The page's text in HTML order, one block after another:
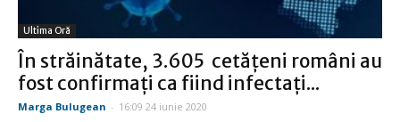
Ultima Oră
În străinătate, 3.605 cetățeni români au
fost confirmați ca fiind infectați...
Marga Bulugean - 16:09 24 iunie 2020